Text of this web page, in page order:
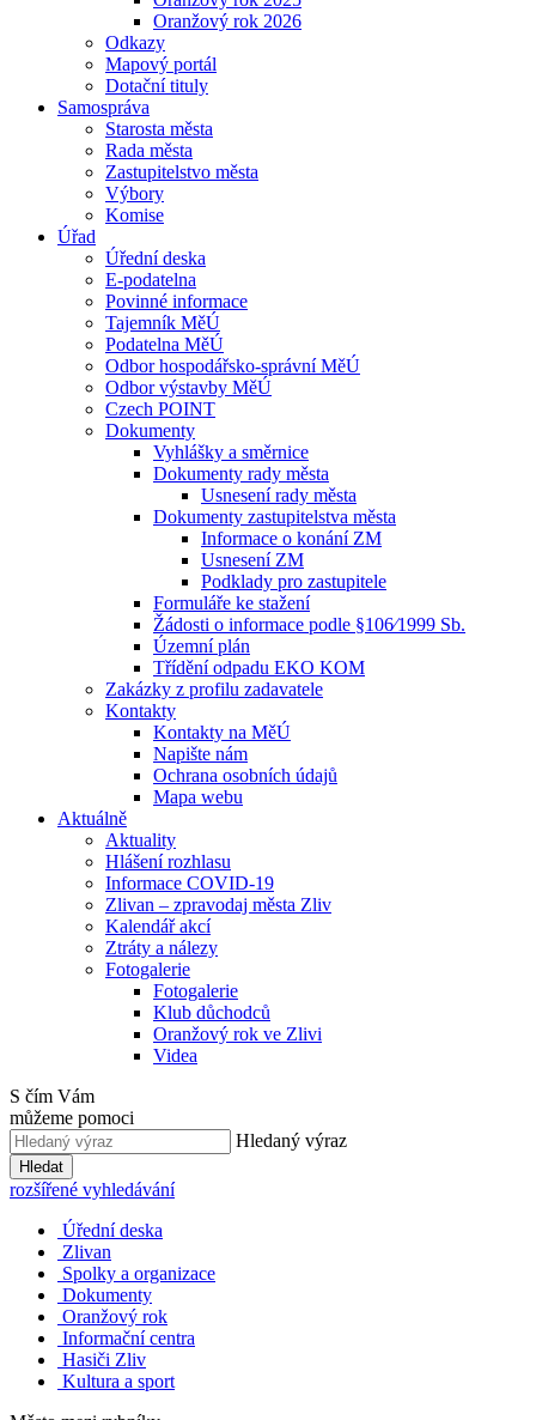
Oranžový rok 2026
Odkazy
Mapový portál
Dotační tituly
Samospráva
Starosta města
Rada města
Zastupitelstvo města
Výbory
Komise
Úřad
Úřední deska
E-podatelna
Povinné informace
Tajemník MěÚ
Podatelna MěÚ
Odbor hospodářsko-správní MěÚ
Odbor výstavby MěÚ
Czech POINT
Dokumenty
Vyhlášky a směrnice
Dokumenty rady města
Usnesení rady města
Dokumenty zastupitelstva města
Informace o konání ZM
Usnesení ZM
Podklady pro zastupitele
Formuláře ke stažení
Žádosti o informace podle §106⁄1999 Sb.
Územní plán
Třídění odpadu EKO KOM
Zakázky z profilu zadavatele
Kontakty
Kontakty na MěÚ
Napište nám
Ochrana osobních údajů
Mapa webu
Aktuálně
Aktuality
Hlášení rozhlasu
Informace COVID-19
Zlivan – zpravodaj města Zliv
Kalendář akcí
Ztráty a nálezy
Fotogalerie
Fotogalerie
Klub důchodců
Oranžový rok ve Zlivi
Videa
S čím Vám
můžeme pomoci
Hledaný výraz
Hledat
rozšířené vyhledávání
Úřední deska
Zlivan
Spolky a organizace
Dokumenty
Oranžový rok
Informační centra
Hasiči Zliv
Kultura a sport